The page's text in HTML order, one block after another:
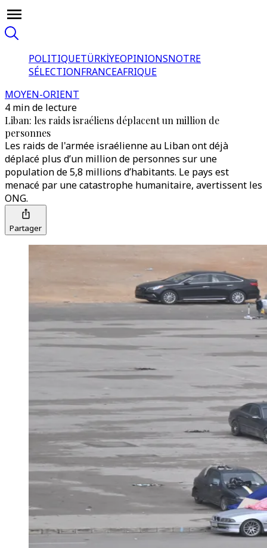
POLITIQUETÜRKİYEOPINIONSNOTRE
SÉLECTIONFRANCEAFRIQUE
MOYEN-ORIENT
4 min de lecture
Liban: les raids israéliens déplacent un million de
personnes
Les raids de l'armée israélienne au Liban ont déjà
déplacé plus d’un million de personnes sur une
population de 5,8 millions d’habitants. Le pays est
menacé par une catastrophe humanitaire, avertissent les
ONG.
Partager